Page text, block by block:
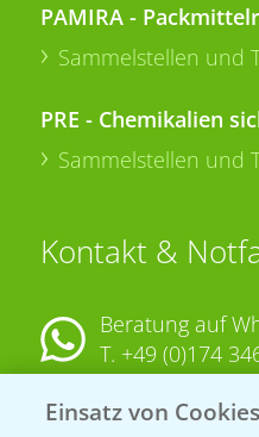
PAMIRA -
Sammelstellen und
PRE - Chemikalien
Sammelstellen und
Kontakt &
Beratung auf
T. +49 (0)174
KONTAKT
Einsatz von Cookies